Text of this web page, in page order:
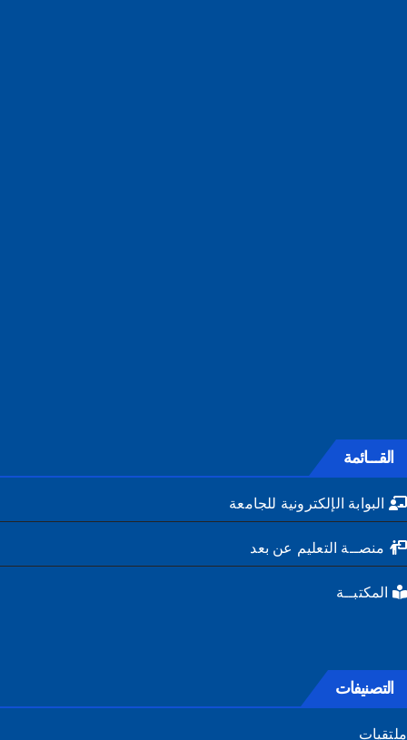
القـــائمة
البوابة الإلكترونية للجامعة
منصــة التعليم عن بعد
المكتبــة
التصنيفات